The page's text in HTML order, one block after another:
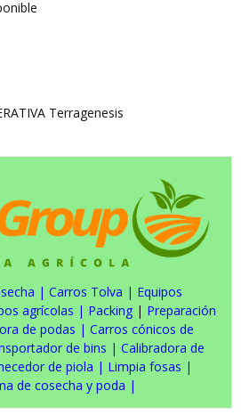
| Carros Tolva | Equipos
agrícolas | Packing | Preparación
de podas | Carros cónicos de
de bins | Calibradora de
de piola | Limpia fosas |
de cosecha y poda |